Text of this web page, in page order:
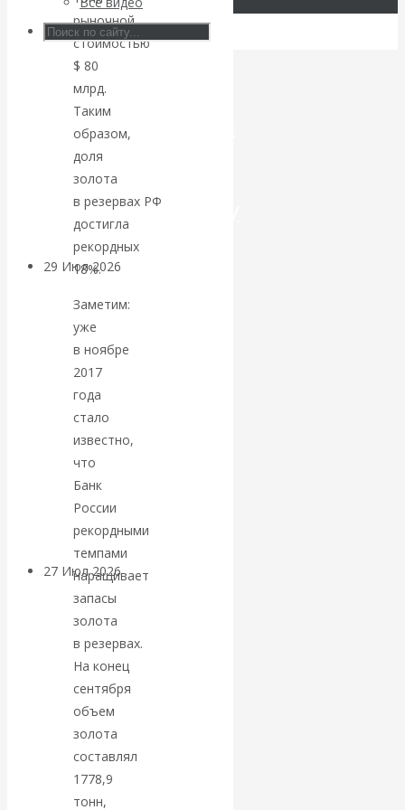
Искусственный
интеллект —
революционный
переход к
посткапитализму
29 Июл 2026
Валентин
Катасонов.
«Мировые
ростовщики»:
вчера и сегодня
27 Июл 2026Мировая
валютная система
Валентин
КАтасонов.
«МЕТОД
ОТМЫВАНИЯ
рыночной
стоимостью
$ 80
млрд.
Таким
образом,
доля
золота
в резервах РФ
достигла
рекордных
18%.
Заметим:
уже
в ноябре
2017
года
стало
известно,
что
Банк
России
рекордными
темпами
наращивает
запасы
золота
в резервах.
На конец
сентября
объем
золота
составлял
1778,9
тонн,